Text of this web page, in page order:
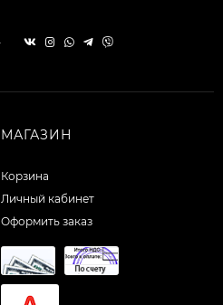
МАГАЗИН
Корзина
Личный кабинет
Оформить заказ